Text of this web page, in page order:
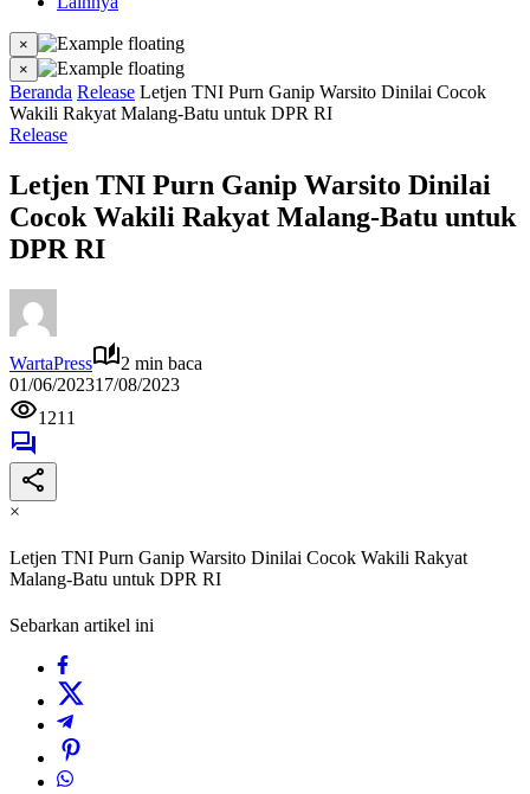
×
×
Beranda Release Letjen TNI Purn Ganip Warsito Dinilai Cocok
Wakili Rakyat Malang-Batu untuk DPR RI
Release
Letjen TNI Purn Ganip Warsito Dinilai
Cocok Wakili Rakyat Malang-Batu untuk
DPR RI
WartaPress
2 min baca
01/06/202317/08/2023
1211
×
Letjen TNI Purn Ganip Warsito Dinilai Cocok Wakili Rakyat
Malang-Batu untuk DPR RI
Sebarkan artikel ini